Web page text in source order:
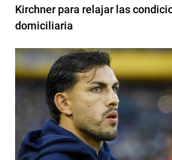
Kirchner para relajar las
domiciliaria